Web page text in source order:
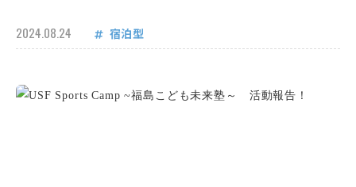
2024.08.24 宿泊型